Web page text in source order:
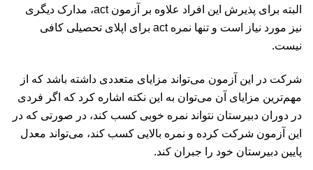
البته برای پذیرش این افراد علاوه بر آزمون act، مدارک دیگری
نیز مورد نیاز است و تنها نمره act برای اپلای تحصیلی کافی
نیست.
شرکت در این آزمون می‌تواند مزایای متعددی داشته باشد که از
مهم‌ترین مزایای آن می‌توان به این نکته اشاره کرد که اگر فردی
در دوران دبیرستان نتواند نمره خوبی کسب کند، در صورتی که در
این آزمون شرکت کرده و نمره بالایی کسب کند، می‌تواند معدل
پایین دبیرستان خود را جبران کند.